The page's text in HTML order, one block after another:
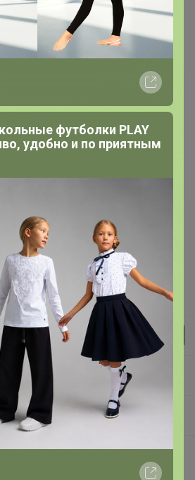
рукомойник к ПЭТ
32,68р
тариф
заказа — от 10р
с момента включения в
2026 г.
что ознакомлены с
с договором оферты
Огородная
футболки PLAY
удобно и по приятным